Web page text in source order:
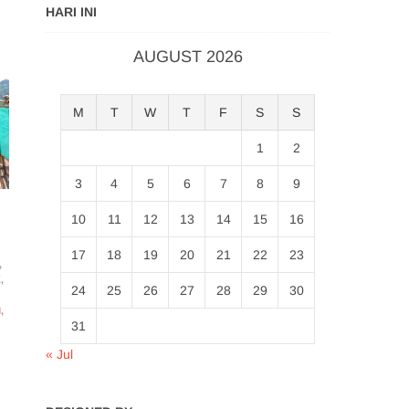
,
,
,
HARI INI
AUGUST 2026
M T W T F S S
1 2
3 4 5 6 7 8 9
10 11 12 13 14 15 16
17 18 19 20 21 22 23
24 25 26 27 28 29 30
31
« Jul